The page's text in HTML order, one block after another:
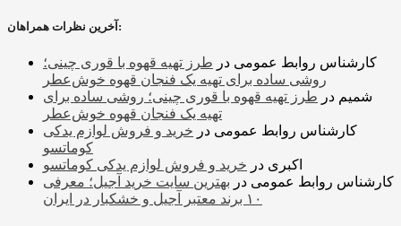
آخرین نظرات همراهان:
کارشناس روابط عمومی در طرز تهیه قهوه با قوری چینی؛
روشی ساده برای تهیه یک فنجان قهوه خوش‌عطر
شمیم در طرز تهیه قهوه با قوری چینی؛ روشی ساده برای
تهیه یک فنجان قهوه خوش‌عطر
کارشناس روابط عمومی در خرید و فروش لوازم یدکی
کوماتسو
اکبری در خرید و فروش لوازم یدکی کوماتسو
کارشناس روابط عمومی در بهترین سایت خرید آجیل؛ معرفی
۱۰ برند معتبر آجیل و خشکبار در ایران